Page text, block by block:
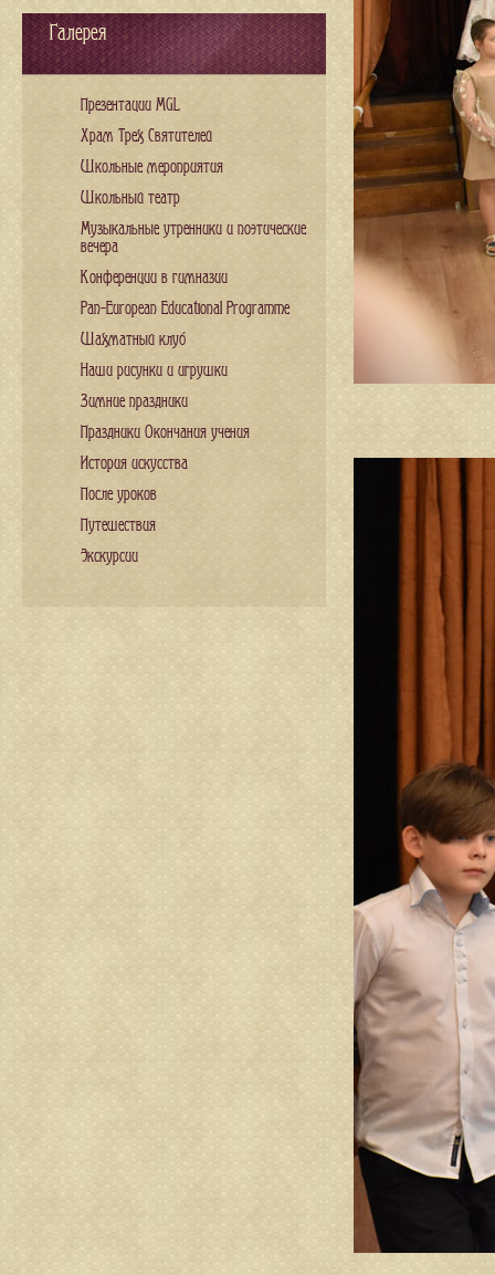
Галерея
Презентации MGL
Храм Трех Святителей
Школьные мероприятия
Школьный театр
Музыкальные утренники и поэтические
вечера
Конференции в гимназии
Pan-European Educational Programme
Шахматный клуб
Наши рисунки и игрушки
Зимние праздники
Праздники Окончания учения
История искусства
После уроков
Путешествия
Экскурсии